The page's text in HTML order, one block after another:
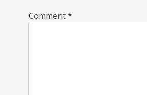
Comment*